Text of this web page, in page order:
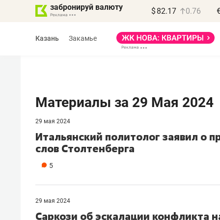
забронируй валюту $ 82.17 0.76
Казань Закамье
Материалы за 29 Мая 2024
29 мая 2024
Итальянский политолог заявил о
слов Столтенберга
5
29 мая 2024
Саркози об эскалации конфликта
МАРТ
потерять минимум